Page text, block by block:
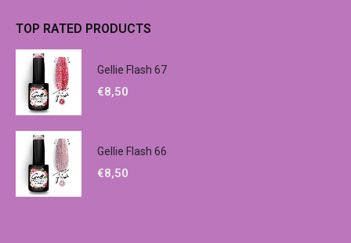
TOP RATED PRODUCTS
Gellie Flash 67
€8,50
Gellie Flash 66
€8,50